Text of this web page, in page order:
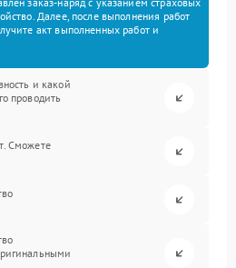
Далее, после выполнения работ
акт выполненных работ и
и какой
проводить
Сможете